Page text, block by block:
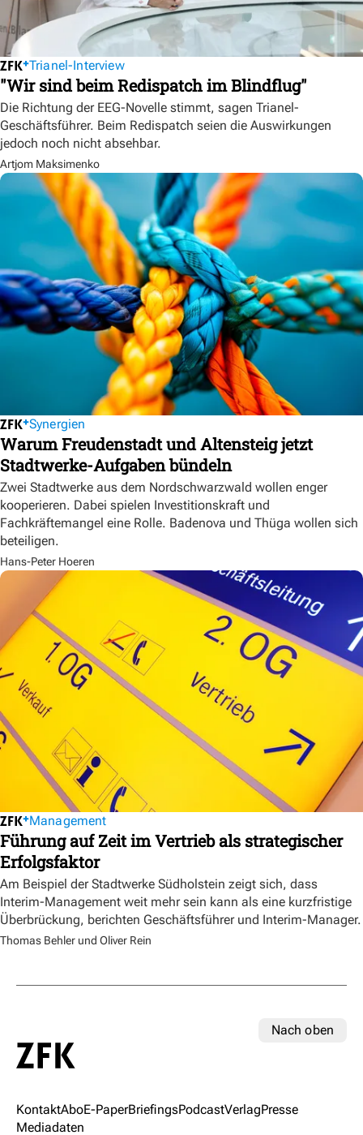
Trianel-Interview
"Wir sind beim Redispatch im Blindflug"
Die Richtung der EEG-Novelle stimmt, sagen Trianel-
Geschäftsführer. Beim Redispatch seien die Auswirkungen
jedoch noch nicht absehbar.
Artjom Maksimenko
Synergien
Warum Freudenstadt und Altensteig jetzt
Stadtwerke-Aufgaben bündeln
Zwei Stadtwerke aus dem Nordschwarzwald wollen enger
kooperieren. Dabei spielen Investitionskraft und
Fachkräftemangel eine Rolle. Badenova und Thüga wollen sich
beteiligen.
Hans-Peter Hoeren
Management
Führung auf Zeit im Vertrieb als strategischer
Erfolgsfaktor
Am Beispiel der Stadtwerke Südholstein zeigt sich, dass
Interim-Management weit mehr sein kann als eine kurzfristige
Überbrückung, berichten Geschäftsführer und Interim-Manager.
Thomas Behler und Oliver Rein
Nach oben
KontaktAboE-PaperBriefingsPodcastVerlagPresse
Mediadaten